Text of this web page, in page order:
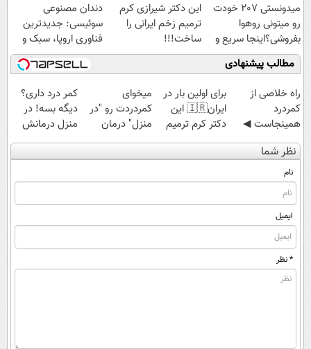
میدونستی 207 خودت
رو میتونی روهوا
بفروشی؟اینجا سریع و
راحت بفروش
این دکتر شیرازی کرم
ترمیم زخم ایرانی را
ساخت!!!
دندان مصنوعی
سوئیسی: جدیدترین
فناوری اروپا، سبک و
مقاوم | پرداخت
قسطی
مطالب پیشنهادی
‌راه خلاصی از
کمردرد
همینجاست ◀
فقط کافیه فرم
رو پر کنی!
برای اولین بار در
ایران🇮🇷 این
دکتر کرم ترمیم
کننده 23 روزه
ساخت!
میخوای
کمردردت رو "در
منزل" درمان
کنی؟ (◂فیلم +
◂پرسش‌نامه)
کمر درد داری؟
دیگه بسه! در
منزل درمانش
کن
(◀پرسش‌نامه)
نظر شما
نام
ایمیل
* نظر